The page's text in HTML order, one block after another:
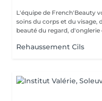
L'équipe de French'Beauty
soins du corps et du visage,
beauté du regard, d'onglerie
Rehaussement Cils